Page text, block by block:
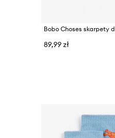
Bobo Choses skarpety
89,99 zł